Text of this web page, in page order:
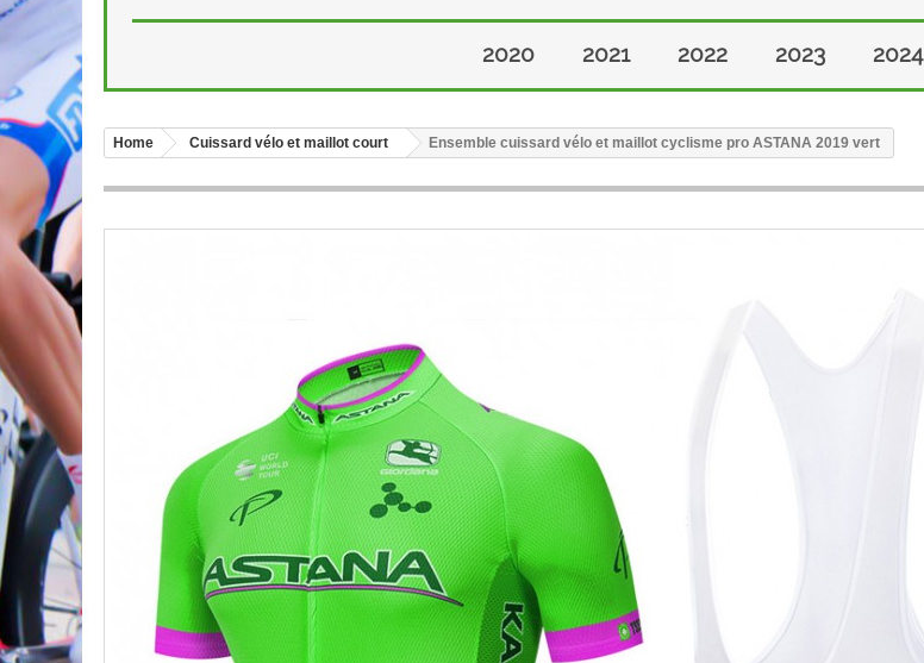
2020 2021 2022 2023 2024
Home Cuissard vélo et maillot court Ensemble cuissard vélo et maillot cyclisme pro ASTANA 2019 vert